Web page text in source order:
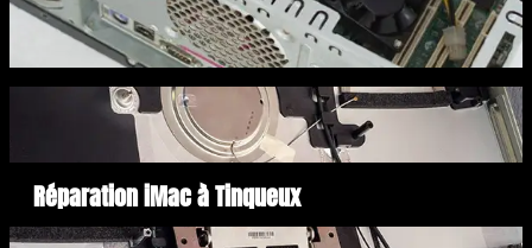
Réparation iMac à Tinqueux